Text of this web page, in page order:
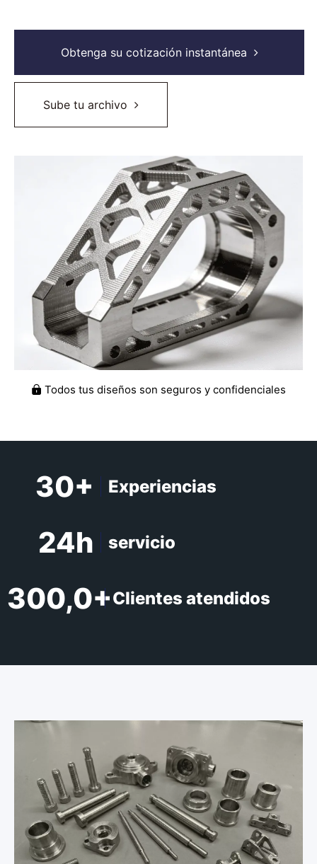
Obtenga su cotización instantánea
Sube tu archivo
 Todos tus diseños son seguros y confidenciales
30+ Experiencias
24h servicio
300,0+Clientes atendidos